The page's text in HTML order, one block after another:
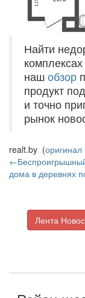
Найти
наш обзор
продукт
и точно
рынок
realt.by (оригинал
дома в деревнях
Лента